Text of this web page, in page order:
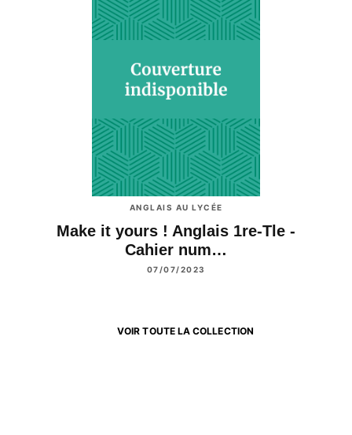
ANGLAIS AU LYCÉE
Make it yours ! Anglais 1re-Tle -
Cahier num…
07/07/2023
VOIR TOUTE LA COLLECTION